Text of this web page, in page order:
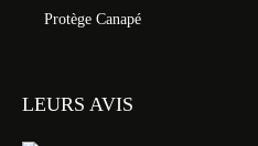
Protège Canapé
LEURS AVIS